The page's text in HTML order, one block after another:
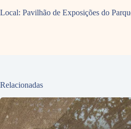
Local: Pavilhão de Exposições do
Relacionadas